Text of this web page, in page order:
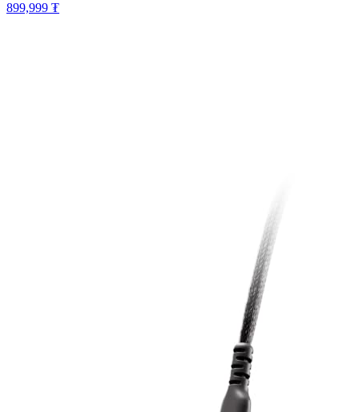
899,999 ₮